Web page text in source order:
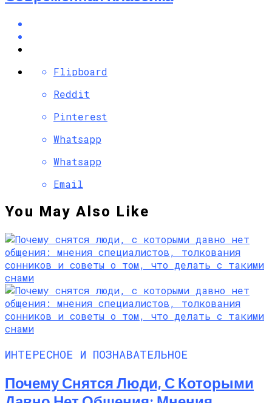
Flipboard
Reddit
Pinterest
Whatsapp
Whatsapp
Email
You May Also Like
ИНТЕРЕСНОЕ И ПОЗНАВАТЕЛЬНОЕ
Почему Снятся Люди, С Которыми